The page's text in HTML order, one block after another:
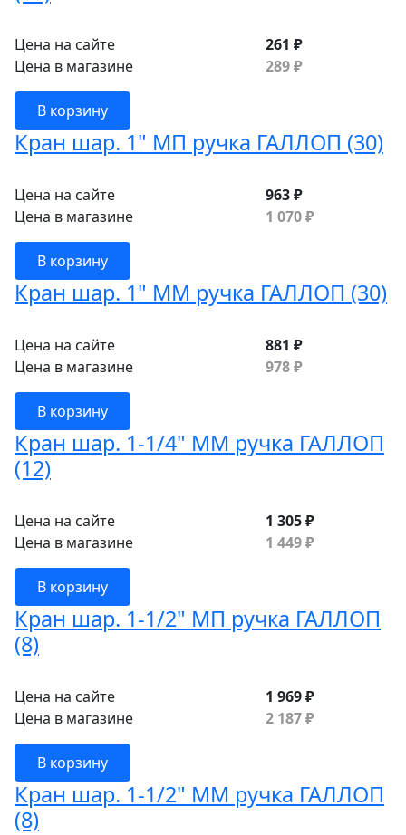
Цена на сайте
261 ₽
Цена в магазине
289 ₽
В корзину
Кран шар. 1" МП ручка ГАЛЛОП (30)
Цена на сайте
963 ₽
Цена в магазине
1 070 ₽
В корзину
Кран шар. 1" ММ ручка ГАЛЛОП (30)
Цена на сайте
881 ₽
Цена в магазине
978 ₽
В корзину
Кран шар. 1-1/4" ММ ручка ГАЛЛОП
(12)
Цена на сайте
1 305 ₽
Цена в магазине
1 449 ₽
В корзину
Кран шар. 1-1/2" МП ручка ГАЛЛОП
(8)
Цена на сайте
1 969 ₽
Цена в магазине
2 187 ₽
В корзину
Кран шар. 1-1/2" ММ ручка ГАЛЛОП
(8)